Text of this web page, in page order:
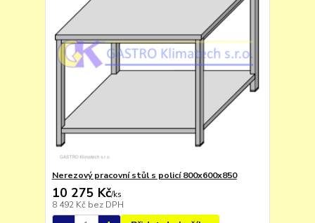
Nerezový pracovní stůl s policí 800x600x850
10 275 Kč/ks
8 492 Kč bez DPH